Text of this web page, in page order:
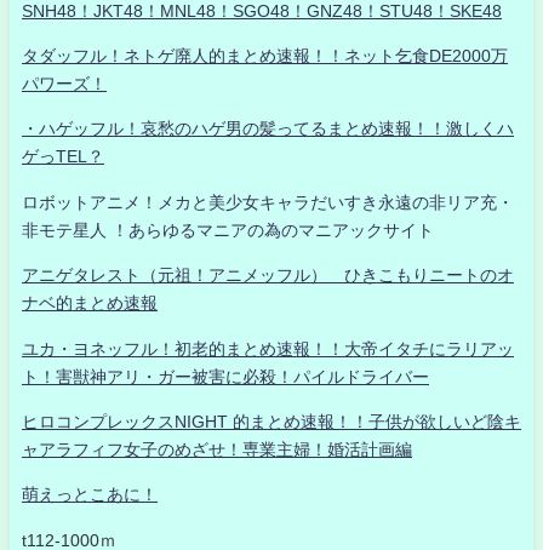
SNH48！JKT48！MNL48！SGO48！GNZ48！STU48！SKE48
タダッフル！ネトゲ廃人的まとめ速報！！ネット乞食DE2000万
パワーズ！
・ハゲッフル！哀愁のハゲ男の髪ってるまとめ速報！！激しくハ
ゲっTEL？
ロボットアニメ！メカと美少女キャラだいすき永遠の非リア充・
非モテ星人 ！あらゆるマニアの為のマニアックサイト
アニゲタレスト（元祖！アニメッフル） ひきこもりニートのオ
ナベ的まとめ速報
ユカ・ヨネッフル！初老的まとめ速報！！大帝イタチにラリアッ
ト！害獣神アリ・ガー被害に必殺！パイルドライバー
ヒロコンプレックスNIGHT 的まとめ速報！！子供が欲しいど陰キ
ャアラフィフ女子のめざせ！専業主婦！婚活計画編
萌えっとこあに！
t112-1000ｍ